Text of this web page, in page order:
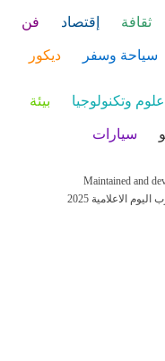
ثقافة إقتصاد فن
سياحة وسفر ديكور
علوم وتكنولوجيا بيئة
سيارات
Maintained and